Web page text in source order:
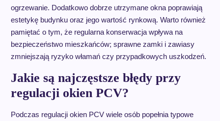
ogrzewanie. Dodatkowo dobrze utrzymane okna poprawiają
estetykę budynku oraz jego wartość rynkową. Warto również
pamiętać o tym, że regularna konserwacja wpływa na
bezpieczeństwo mieszkańców; sprawne zamki i zawiasy
zmniejszają ryzyko włamań czy przypadkowych uszkodzeń.
Jakie są najczęstsze błędy przy
regulacji okien PCV?
Podczas regulacji okien PCV wiele osób popełnia typowe